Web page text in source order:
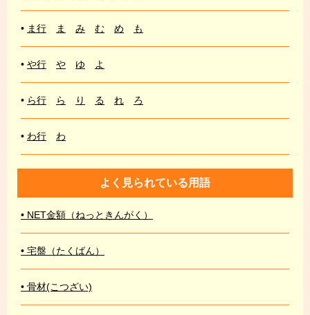
• ま行 ま み む め も
• や行 や ゆ よ
• ら行 ら り る れ ろ
• わ行 わ
よく見られている用語
• NET金額（ねっときんがく）
• 宅盤（たくばん）
• 骨材(こつざい)